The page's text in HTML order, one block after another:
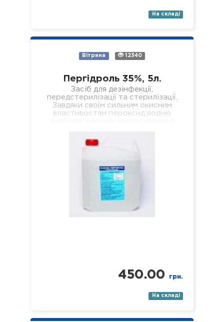
На складі
Вітрина 12340
Пергідроль 35%, 5л.
Засіб для дезінфекції,
передстерилізації та стерилізації.
Завдяки своїм сильним окисним
властивостям пероксид водню
використовується, наприклад, як…
450.00 грн.
На складі